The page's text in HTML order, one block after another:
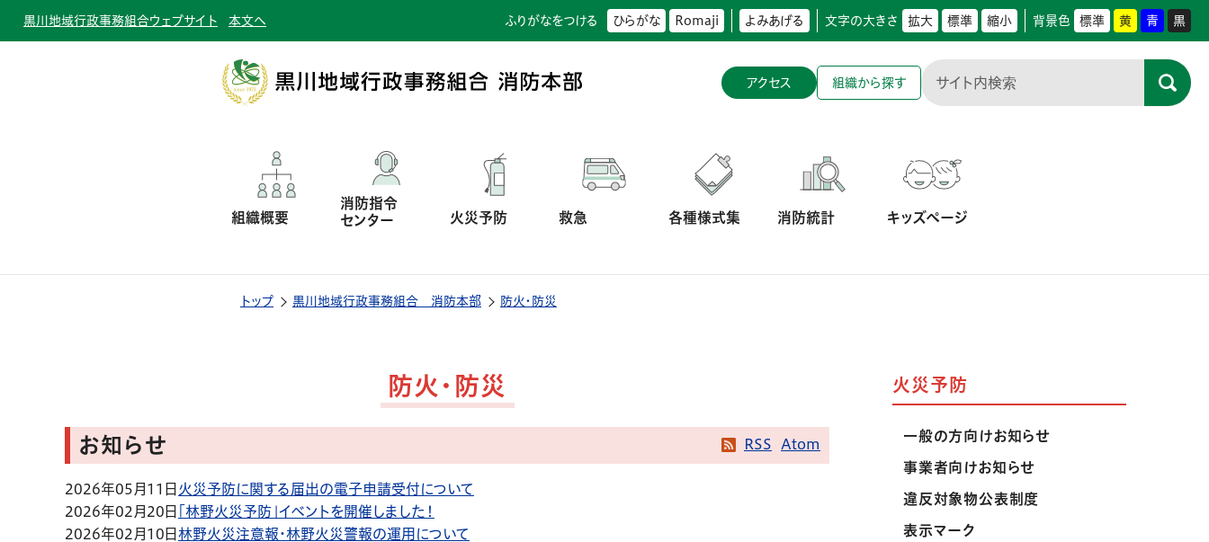
黒川地域行政事務組合ウェブサイト 本文へ ふりがなをつける ひらがな Romaji よみあげる 文字の大きさ 拡大 標準 縮小 背景色 標準 黄 青 黒
アクセス 組織から探す
組織概要
消防指令
センター
火災予防 救急 各種様式集 消防統計 キッズページ
トップ 黒川地域行政事務組合 消防本部 防火・防災
防火・防災
お知らせ RSS Atom
2026年05月11日 火災予防に関する届出の電子申請受付について
2026年02月20日
「林野火災予防」イベントを開催しました！
2026年02月10日 林野火災注意報・林野火災警報の運用について
火災予防
一般の方向けお知らせ
事業者向けお知らせ
違反対象物公表制度
表示マーク